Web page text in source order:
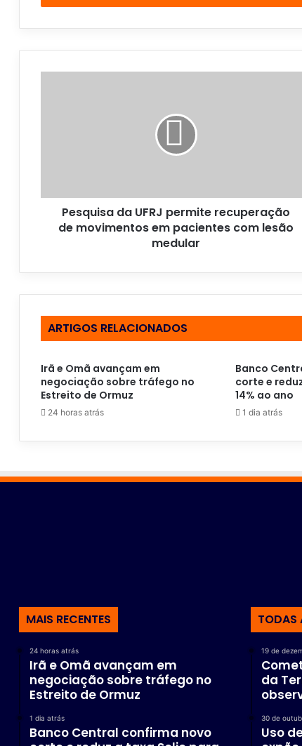
r
s
o
a
Pesquisa da UFRJ permite recuperação
de movimentos em pacientes com lesão
medular
ARTIGOS RELACIONADOS
Irã e Omã avançam em
negociação sobre tráfego no
Estreito de Ormuz
24 horas atrás
Banco
corte e
14% ao ano
1 dia atrás
MAIS RECENTES
24 horas atrás
Irã e Omã avançam em
negociação sobre tráfego no
Estreito de Ormuz
1 dia atrás
Banco Central confirma novo
TODAS
19 de
da
30 de
Uso